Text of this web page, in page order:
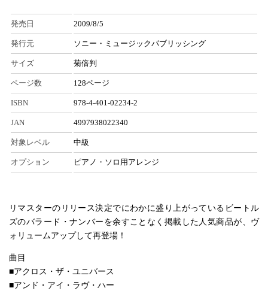
発売日 2009/8/5
発行元 ソニー・ミュージックパブリッシング
サイズ 菊倍判
ページ数 128ページ
ISBN 978-4-401-02234-2
JAN 4997938022340
対象レベル 中級
オプション ピアノ・ソロ用アレンジ
リマスターのリリース決定でにわかに盛り上がっているビートル
ズのバラード・ナンバーを余すことなく掲載した人気商品が、ヴ
ォリュームアップして再登場！
曲目
■アクロス・ザ・ユニバース
■アンド・アイ・ラヴ・ハー